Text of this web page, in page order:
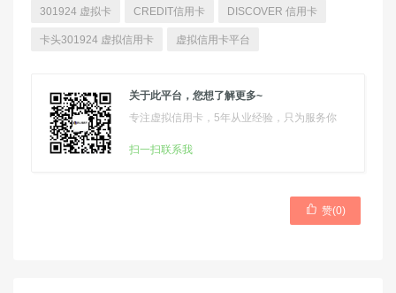
301924 虚拟卡 CREDIT信用卡 DISCOVER 信用卡
卡头301924 虚拟信用卡 虚拟信用卡平台
关于此平台，您想了解更多~
专注虚拟信用卡，5年从业经验，只为服务你
扫一扫联系我
 赞(0)